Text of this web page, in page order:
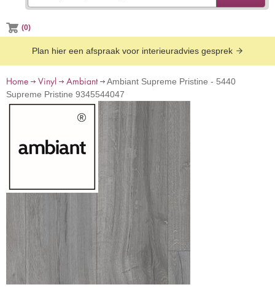
(0)
Plan hier een afspraak voor interieuradvies gesprek
Home Vinyl Ambiant
Ambiant Supreme Pristine - 5440
Supreme Pristine 9345544047